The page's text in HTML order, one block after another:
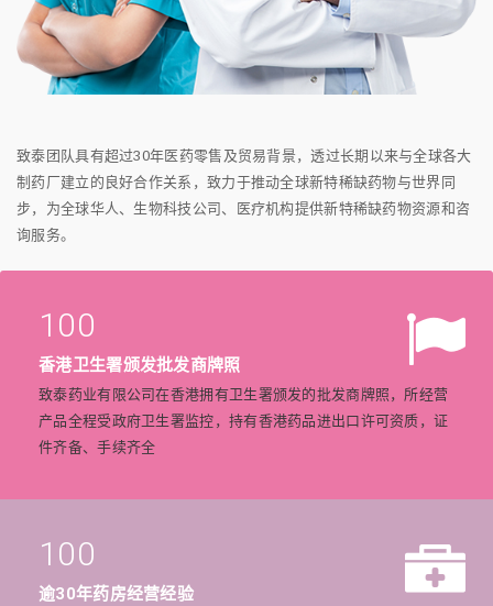
致泰团队具有超过30年医药零售及贸易背景，透过长期以来与全球各大
制药厂建立的良好合作关系，致力于推动全球新特稀缺药物与世界同
步，为全球华人、生物科技公司、医疗机构提供新特稀缺药物资源和咨
询服务。
100
香港卫生署颁发批发商牌照
致泰药业有限公司在香港拥有卫生署颁发的批发商牌照，所经营
产品全程受政府卫生署监控，持有香港药品进出口许可资质，证
件齐备、手续齐全
100
逾30年药房经营经验